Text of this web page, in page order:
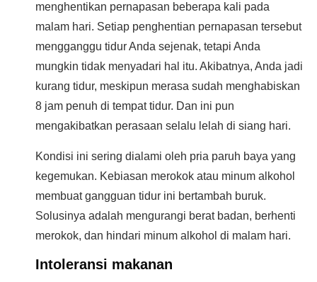
menghentikan pernapasan beberapa kali pada
malam hari. Setiap penghentian pernapasan tersebut
mengganggu tidur Anda sejenak, tetapi Anda
mungkin tidak menyadari hal itu. Akibatnya, Anda jadi
kurang tidur, meskipun merasa sudah menghabiskan
8 jam penuh di tempat tidur. Dan ini pun
mengakibatkan perasaan selalu lelah di siang hari.
Kondisi ini sering dialami oleh pria paruh baya yang
kegemukan. Kebiasan merokok atau minum alkohol
membuat gangguan tidur ini bertambah buruk.
Solusinya adalah mengurangi berat badan, berhenti
merokok, dan hindari minum alkohol di malam hari.
Intoleransi makanan